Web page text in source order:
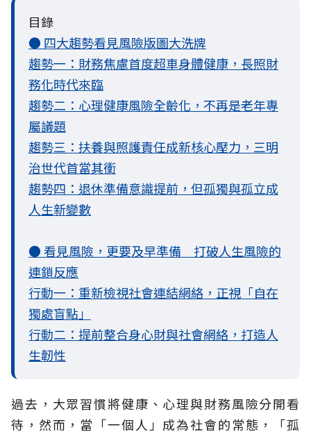
目錄
● 四大趨勢看見風險版圖大洗牌
趨勢一：財務焦慮首度超車身體健康，長照財
務化時代來臨
趨勢二：心理健康風險全齡化，不再是老年專
屬議題
趨勢三：扶養與照護責任成新核心壓力，三明
治世代首當其衝
趨勢四：退休準備意識提前，但孤獨與孤立成
人生新變數
● 看見風險，更要及早準備 打破人生風險的
連鎖反應
行動一：重新檢視社會連結網絡，正視「自在
獨處盲點」
行動二：提前整合身心財與社會網絡，打造人
生韌性
過去，大眾習慣將健康、心理與財務風險分開看
待，然而，當「一個人」成為社會的常態，「孤